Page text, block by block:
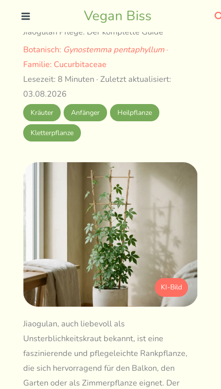
content
Vegan Biss
Jiaogulan Pflege: Der komplette Guide
Botanisch: Gynostemma pentaphyllum·
Familie: Cucurbitaceae
Lesezeit: 8 Minuten · Zuletzt aktualisiert:
03.08.2026
Kräuter Anfänger Heilpflanze
Kletterpflanze
KI-Bild
Jiaogulan, auch liebevoll als
Unsterblichkeitskraut bekannt, ist eine
faszinierende und pflegeleichte Rankpflanze,
die sich hervorragend für den Balkon, den
Garten oder als Zimmerpflanze eignet. Der